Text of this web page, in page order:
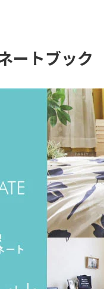
ネートブッ